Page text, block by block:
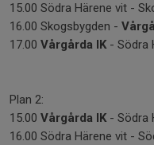
15.00 Södra Härene vit -
16.00 Skogsbygden -
17.00 Vårgårda IK- Södra
Plan 2:
15.00 Vårgårda IK- Södra
16.00 Södra Härene vit -